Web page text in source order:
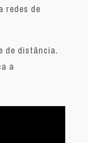
redes de
de distância.
a